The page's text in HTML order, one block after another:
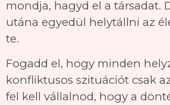
mondja, hagyd el a társadat.
utána egyedül helytállni az
te.
Fogadd el, hogy minden
konfliktusos szituációt csak
fel kell vállalnod, hogy a